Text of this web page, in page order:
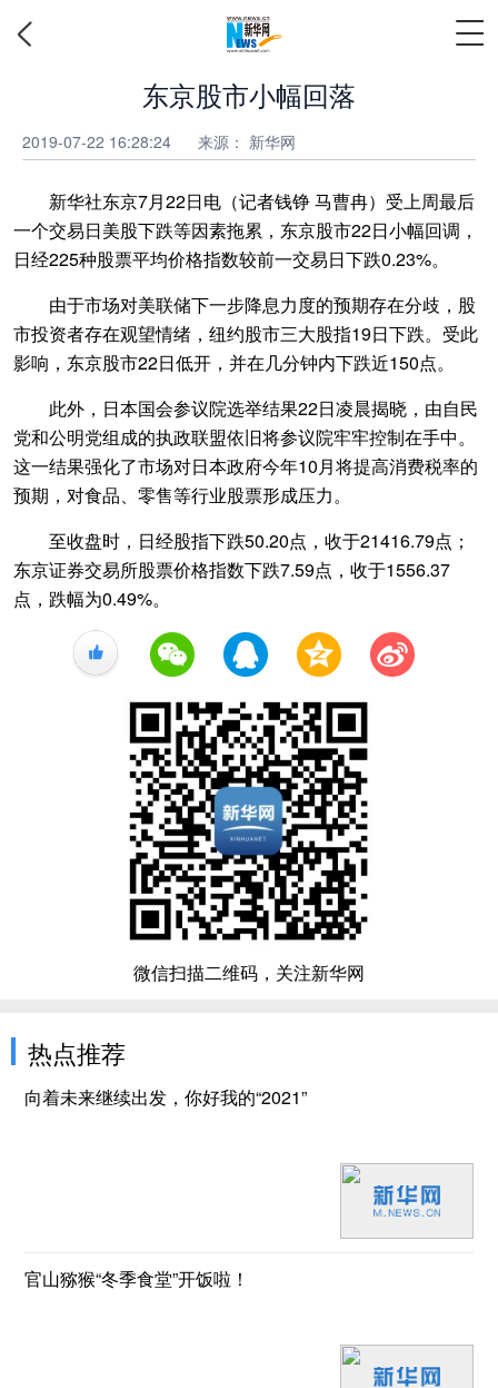
东京股市小幅回落
2019-07-22 16:28:24 来源： 新华网
新华社东京7月22日电（记者钱铮 马曹冉）受上周最后
一个交易日美股下跌等因素拖累，东京股市22日小幅回调，
日经225种股票平均价格指数较前一交易日下跌0.23%。
由于市场对美联储下一步降息力度的预期存在分歧，股
市投资者存在观望情绪，纽约股市三大股指19日下跌。受此
影响，东京股市22日低开，并在几分钟内下跌近150点。
此外，日本国会参议院选举结果22日凌晨揭晓，由自民
党和公明党组成的执政联盟依旧将参议院牢牢控制在手中。
这一结果强化了市场对日本政府今年10月将提高消费税率的
预期，对食品、零售等行业股票形成压力。
至收盘时，日经股指下跌50.20点，收于21416.79点；
东京证券交易所股票价格指数下跌7.59点，收于1556.37
点，跌幅为0.49%。
+1
微信扫描二维码，关注新华网
热点推荐
向着未来继续出发，你好我的“2021”
官山猕猴“冬季食堂”开饭啦！